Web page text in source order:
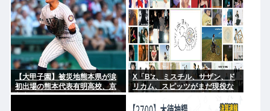
【大甲子園】被災地熊本県が涙
初出場の熊本代表有明高校、京
都立命館に9回裏2アウトから逆
X「B’z、ミスチル、サザン、ド
リカム、スピッツがまだ現役な
にやれてるだろうか？」